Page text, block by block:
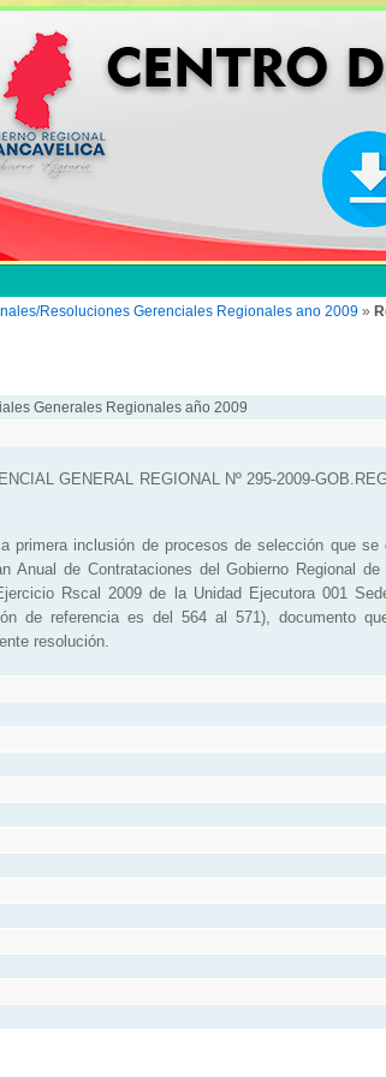
Resoluciones Gerenciales Regionales ano 2009 »
Generales Regionales año 2009
GENERAL REGIONAL Nº 295-2009-
primera inclusión de procesos de selección que se
Anual de Contrataciones del Gobierno Regional de
Rscal 2009 de la Unidad Ejecutora 001
de referencia es del 564 al 571), documento
resolución.